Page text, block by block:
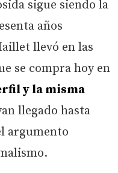
sigue siendo la
años
llevó en las
se compra hoy en
y la misma
llegado hasta
argumento